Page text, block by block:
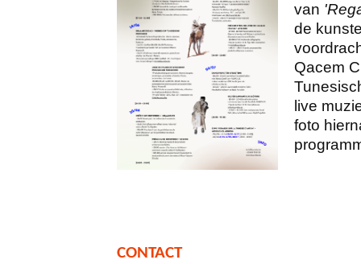
van
de
Qacem
live
foto
CONTACT